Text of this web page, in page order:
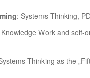
: Systems Thinking,
Work and self-
Thinking as the